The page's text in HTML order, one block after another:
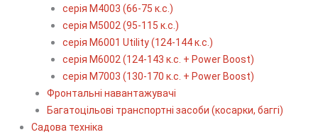
серія М4003 (66-75 к.с.)
серія М5002 (95-115 к.с.)
серія M6001 Utility (124-144 к.с.)
серія М6002 (124-143 к.с. + Power Boost)
серія М7003 (130-170 к.с. + Power Boost)
Фронтальні навантажувачі
Багатоцільові транспортні засоби (косарки, баггі)
Садова техніка